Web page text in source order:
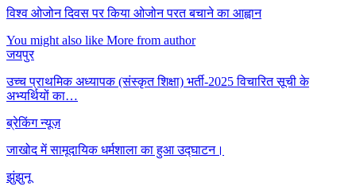
विश्व ओजोन दिवस पर किया ओजोन परत बचाने का आह्वान
You might also like More from author
जयपुर
उच्च प्राथमिक अध्यापक (संस्कृत शिक्षा) भर्ती-2025 विचारित सूची के
अभ्यर्थियों का…
ब्रेकिंग न्यूज़
जाखोद में सामूदायिक धर्मशाला का हुआ उद्घाटन।
झुंझुनू